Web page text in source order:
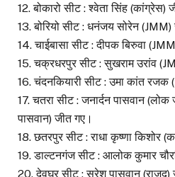
12. बोकारो सीट : श्वेता सिंह (कांग्रेस)
13. बोरियो सीट : धनंजय सोरेन
14. चाईबासा सीट : दीपक बिरुवा
15. चक्रधरपुर सीट : सुखराम उरांव
16. चंदनकियारी सीट : उमा कांत रजक
17. चतरा सीट : जनार्दन पासवान (लोक
पासवान) जीत गए।
18. छतरपुर सीट : राधा कृष्णा किशोर
19. डाल्टनगंज सीट : आलोक कुमार
20. देवघर सीट : सुरेश पासवान (राजद)